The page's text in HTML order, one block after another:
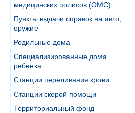
медицинских полисов (ОМС)
Пункты выдачи справок на авто,
оружие
Родильные дома
Специализированные дома
ребенка
Станции переливания крови
Станции скорой помощи
Территориальный фонд